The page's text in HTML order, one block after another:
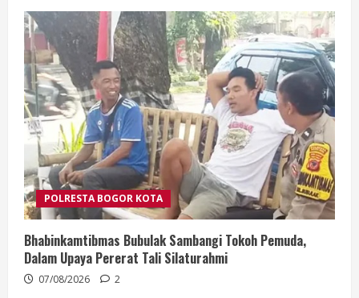
POLRESTA BOGOR KOTA
Bhabinkamtibmas Bubulak Sambangi Tokoh Pemuda,
Dalam Upaya Pererat Tali Silaturahmi
07/08/2026 2